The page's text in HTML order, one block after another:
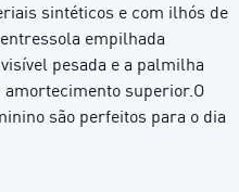
sintéticos e com ilhós de
empilhada
pesada e a palmilha
superior.O
são perfeitos para o dia